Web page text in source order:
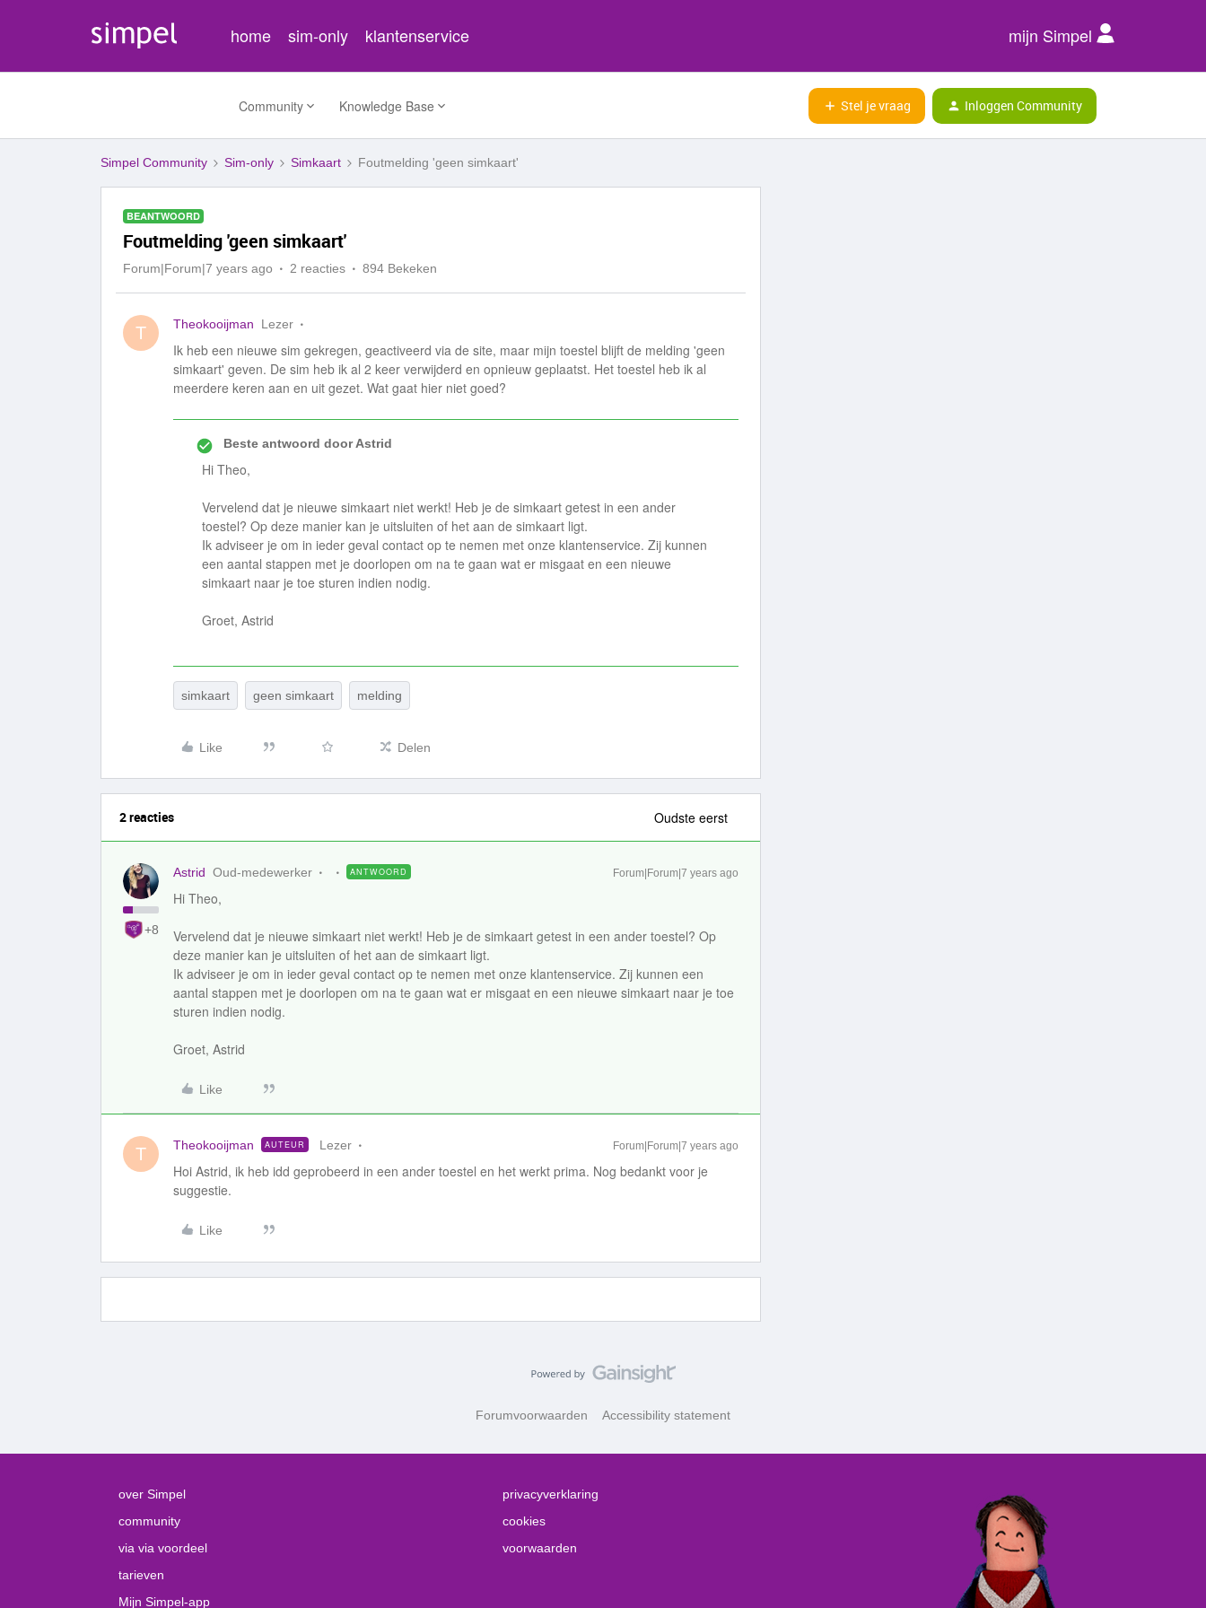
home sim-only klantenservice mijn Simpel
Community Knowledge Base Stel je vraag Inloggen Community
Simpel Community Sim-only Simkaart Foutmelding 'geen simkaart'
BEANTWOORD
Foutmelding 'geen simkaart'
Forum|Forum|7 years ago 2 reacties 894 Bekeken
T Theokooijman Lezer
Ik heb een nieuwe sim gekregen, geactiveerd via de site, maar mijn toestel blijft de melding 'geen
simkaart' geven. De sim heb ik al 2 keer verwijderd en opnieuw geplaatst. Het toestel heb ik al
meerdere keren aan en uit gezet. Wat gaat hier niet goed?
Beste antwoord doorAstrid
Hi Theo,
Vervelend dat je nieuwe simkaart niet werkt! Heb je de simkaart getest in een ander
toestel? Op deze manier kan je uitsluiten of het aan de simkaart ligt.
Ik adviseer je om in ieder geval contact op te nemen met onze klantenservice. Zij kunnen
een aantal stappen met je doorlopen om na te gaan wat er misgaat en een nieuwe
simkaart naar je toe sturen indien nodig.
Groet, Astrid
simkaart geen simkaart melding
Like Delen
2 reacties Oudste eerst
+8
Astrid Oud-medewerker ANTWOORD Forum|Forum|7 years ago
Hi Theo,
Vervelend dat je nieuwe simkaart niet werkt! Heb je de simkaart getest in een ander toestel? Op
deze manier kan je uitsluiten of het aan de simkaart ligt.
Ik adviseer je om in ieder geval contact op te nemen met onze klantenservice. Zij kunnen een
aantal stappen met je doorlopen om na te gaan wat er misgaat en een nieuwe simkaart naar je toe
sturen indien nodig.
Groet, Astrid
Like
T Theokooijman AUTEUR Lezer Forum|Forum|7 years ago
Hoi Astrid, ik heb idd geprobeerd in een ander toestel en het werkt prima. Nog bedankt voor je
suggestie.
Like
Forumvoorwaarden Accessibility statement
over Simpel
community
via via voordeel
tarieven
Mijn Simpel-app
privacyverklaring
cookies
voorwaarden